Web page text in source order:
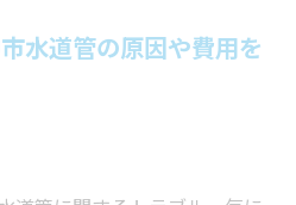
水道管の原因や費用を